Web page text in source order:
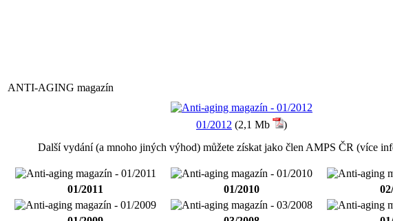
ANTI-AGING magazín
01/2012 (2,1 Mb
)
Další vydání (a mnoho jiných výhod) můžete získat jako člen AMPS ČR (více
01/2011 01/2010